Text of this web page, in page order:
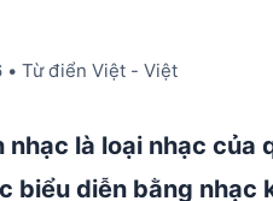
• Từ điển Việt - Việt
nhạc là loại nhạc của
biểu diễn bằng